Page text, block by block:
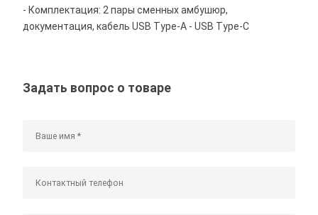
- Комплектация: 2 пары сменных амбушюр,
документация, кабель USB Type-A - USB Type-C
Задать вопрос о товаре